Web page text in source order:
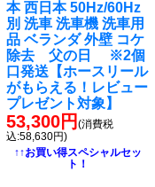
本 西日本 50Hz/60Hz
別 洗車 洗車機 洗車用
品 ベランダ 外壁 コケ
除去 父の日 ※2個
口発送【ホースリール
がもらえる！レビュー
プレゼント対象】
53,300円(消費税
込:58,630円)
↑↑お買い得スペシャルセッ
ト！